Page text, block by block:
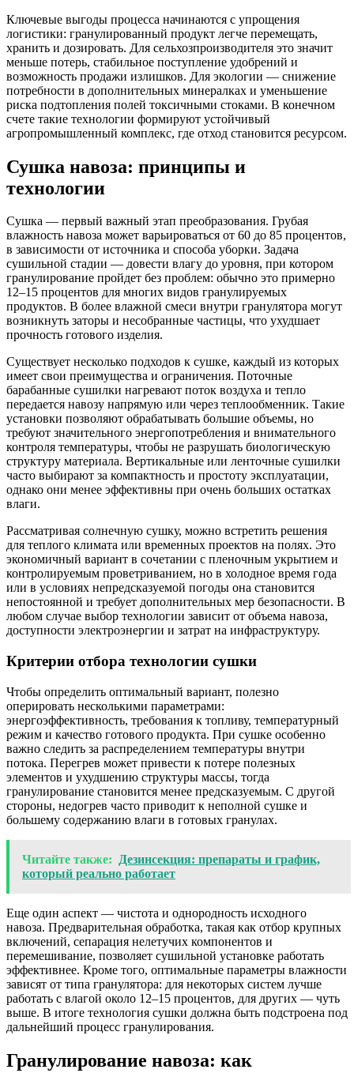
Ключевые выгоды процесса начинаются с упрощения
логистики: гранулированный продукт легче перемещать,
хранить и дозировать. Для сельхозпроизводителя это значит
меньше потерь, стабильное поступление удобрений и
возможность продажи излишков. Для экологии — снижение
потребности в дополнительных минералках и уменьшение
риска подтопления полей токсичными стоками. В конечном
счете такие технологии формируют устойчивый
агропромышленный комплекс, где отход становится ресурсом.
Сушка навоза: принципы и
технологии
Сушка — первый важный этап преобразования. Грубая
влажность навоза может варьироваться от 60 до 85 процентов,
в зависимости от источника и способа уборки. Задача
сушильной стадии — довести влагу до уровня, при котором
гранулирование пройдет без проблем: обычно это примерно
12–15 процентов для многих видов гранулируемых
продуктов. В более влажной смеси внутри гранулятора могут
возникнуть заторы и несобранные частицы, что ухудшает
прочность готового изделия.
Существует несколько подходов к сушке, каждый из которых
имеет свои преимущества и ограничения. Поточные
барабанные сушилки нагревают поток воздуха и тепло
передается навозу напрямую или через теплообменник. Такие
установки позволяют обрабатывать большие объемы, но
требуют значительного энергопотребления и внимательного
контроля температуры, чтобы не разрушать биологическую
структуру материала. Вертикальные или ленточные сушилки
часто выбирают за компактность и простоту эксплуатации,
однако они менее эффективны при очень больших остатках
влаги.
Рассматривая солнечную сушку, можно встретить решения
для теплого климата или временных проектов на полях. Это
экономичный вариант в сочетании с пленочным укрытием и
контролируемым проветриванием, но в холодное время года
или в условиях непредсказуемой погоды она становится
непостоянной и требует дополнительных мер безопасности. В
любом случае выбор технологии зависит от объема навоза,
доступности электроэнергии и затрат на инфраструктуру.
Критерии отбора технологии сушки
Чтобы определить оптимальный вариант, полезно
оперировать несколькими параметрами:
энергоэффективность, требования к топливу, температурный
режим и качество готового продукта. При сушке особенно
важно следить за распределением температуры внутри
потока. Перегрев может привести к потере полезных
элементов и ухудшению структуры массы, тогда
гранулирование становится менее предсказуемым. С другой
стороны, недогрев часто приводит к неполной сушке и
большему содержанию влаги в готовых гранулах.
Читайте также:
Дезинсекция: препараты и график,
который реально работает
Еще один аспект — чистота и однородность исходного
навоза. Предварительная обработка, такая как отбор крупных
включений, сепарация нелетучих компонентов и
перемешивание, позволяет сушильной установке работать
эффективнее. Кроме того, оптимальные параметры влажности
зависят от типа гранулятора: для некоторых систем лучше
работать с влагой около 12–15 процентов, для других — чуть
выше. В итоге технология сушки должна быть подстроена под
дальнейший процесс гранулирования.
Гранулирование навоза: как